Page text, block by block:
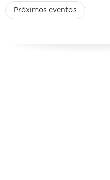
Próximos eventos